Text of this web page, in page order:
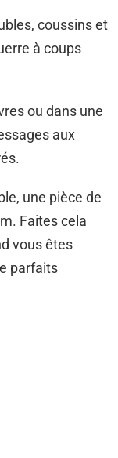
coussins et
à coups
ou dans une
aux
une pièce de
Faites cela
vous êtes
parfaits